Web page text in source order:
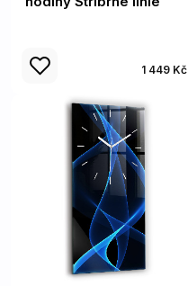
1 449 Kč